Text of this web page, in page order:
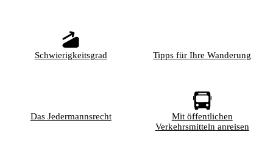
Schwierigkeitsgrad Tipps für Ihre Wanderung
Das Jedermannsrecht
Mit öffentlichen
Verkehrsmitteln anreisen